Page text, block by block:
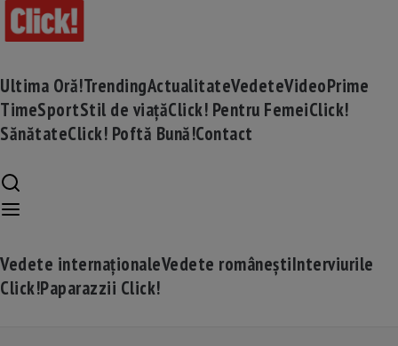
Ultima Oră!TrendingActualitateVedeteVideoPrime
TimeSportStil de viațăClick! Pentru FemeiClick!
SănătateClick! Poftă Bună!Contact
Vedete internaționaleVedete româneștiInterviurile
Click!Paparazzii Click!